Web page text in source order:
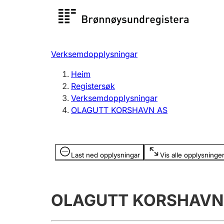
Registersøk
Registrere, endre, slette
Verksemdopplysningar
Heim
Registersøk
Verksemdopplysningar
OLAGUTT KORSHAVN AS
Last ned opplysningar Vis alle opplysninger
Opplysninger er skjult
OLAGUTT